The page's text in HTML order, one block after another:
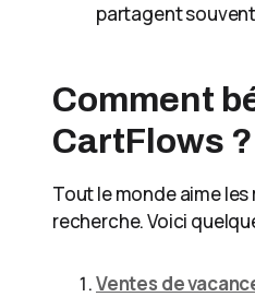
partagent
Comment
CartFlows ?
Tout le monde aime
recherche. Voici
Ventes de